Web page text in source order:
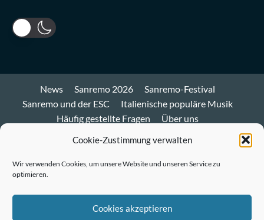
Cookie-Zustimmung verwalten
Wir verwenden Cookies, um unsere Website und unseren Service zu
optimieren.
Cookies akzeptieren
News Sanremo 2026
Sanremo-Festival
Sanremo und der ESC
Italienische populäre Musik
Häufig gestellte Fragen
Über uns
Mastodon
Twitter